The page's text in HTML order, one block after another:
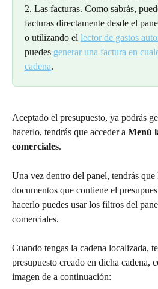
2. Las facturas. Como sabrás,
facturas directamente desde el
o utilizando el lector de gastos
puedes generar una factura en
cadena.
Aceptado el presupuesto, ya podrás
hacerlo, tendrás que acceder a Menú
comerciales.
Una vez dentro del panel, tendrás
documentos que contiene el
hacerlo puedes usar los filtros del
comerciales.
Cuando tengas la cadena localizada,
presupuesto creado en dicha cadena,
imagen de a continuación: